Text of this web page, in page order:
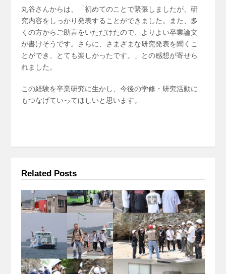
丸谷さんからは、「初めてのことで緊張しましたが、研
究内容をしっかり発表することができました。また、多
くの方からご助言をいただけたので、よりよい卒業論文
が書けそうです。さらに、さまざまな研究発表を聞くこ
とができ、とても楽しかったです。」との感想が寄せら
れました。
この経験を卒業研究に生かし、今後の学修・研究活動に
もつなげていってほしいと思います。
Related Posts